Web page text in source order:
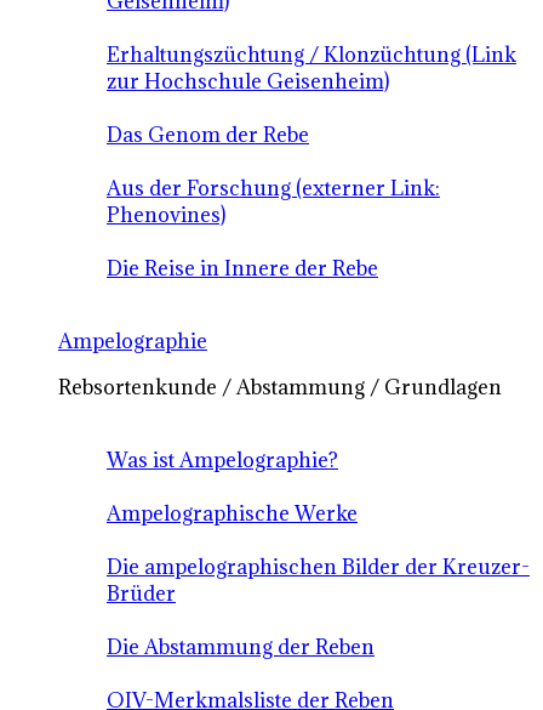
Erhaltungszüchtung / Klonzüchtung (Link
zur Hochschule Geisenheim)
Das Genom der Rebe
Aus der Forschung (externer Link:
Phenovines)
Die Reise in Innere der Rebe
Ampelographie
Rebsortenkunde / Abstammung / Grundlagen
Was ist Ampelographie?
Ampelographische Werke
Die ampelographischen Bilder der Kreuzer-
Brüder
Die Abstammung der Reben
OIV-Merkmalsliste der Reben